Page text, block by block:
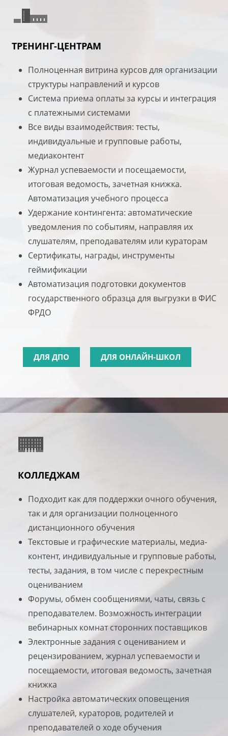
ТРЕНИНГ-ЦЕНТРАМ
Полноценная витрина курсов для организации
структуры направлений и курсов
Система приема оплаты за курсы и интеграция
с платежными системами
Все виды взаимодействия: тесты,
индивидуальные и групповые работы,
медиаконтент
Журнал успеваемости и посещаемости,
итоговая ведомость, зачетная книжка.
Автоматизация учебного процесса
Удержание контингента: автоматические
уведомления по событиям, направляя их
слушателям, преподавателям или кураторам
Сертификаты, награды, инструменты
геймификации
Автоматизация подготовки документов
государственного образца для выгрузки в ФИС
ФРДО
ДЛЯ ДПО ДЛЯ ОНЛАЙН-ШКОЛ
КОЛЛЕДЖАМ
Подходит как для поддержки очного обучения,
так и для организации полноценного
дистанционного обучения
Текстовые и графические материалы, медиа-
контент, индивидуальные и групповые работы,
тесты, задания, в том числе с перекрестным
оцениванием
Форумы, обмен сообщениями, чаты, связь с
преподавателем. Возможность интеграции
вебинарных комнат сторонних поставщиков
Электронные задания с оцениванием и
рецензированием, журнал успеваемости и
посещаемости, итоговая ведомость, зачетная
книжка
Настройка автоматических оповещения
слушателей, кураторов, родителей и
преподавателей о ходе обучения